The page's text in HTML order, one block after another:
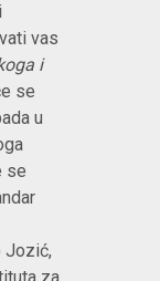
vas
i
se
u
se
Jozić,